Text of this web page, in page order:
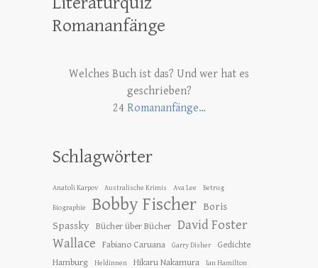
Romananfänge
Welches Buch ist das? Und wer hat es
geschrieben?
24 Romananfänge…
Schlagwörter
Anatoli Karpov Australische Krimis Ava Lee Betrug
Biographie Bobby Fischer Boris
Spassky Bücher über Bücher David Foster
Wallace
Fabiano Caruana Garry Disher
Gedichte
Hamburg
Heldinnen Hikaru Nakamura Ian Hamilton